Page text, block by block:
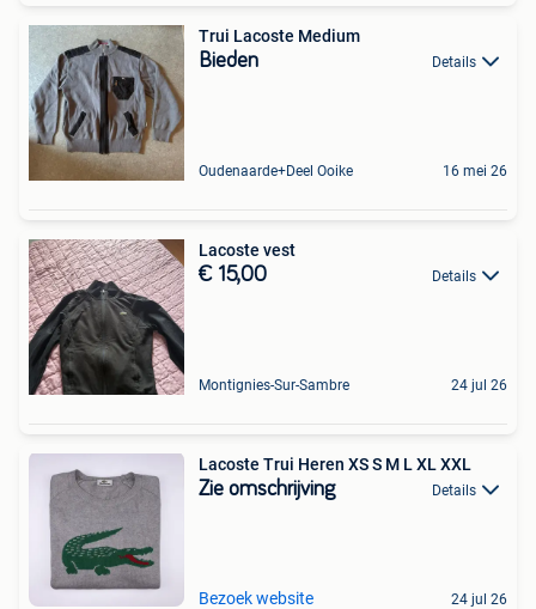
Trui Lacoste Medium
Bieden Details
Oudenaarde+Deel Ooike 16 mei 26
Lacoste vest
€ 15,00 Details
Montignies-Sur-Sambre 24 jul 26
Lacoste Trui Heren XS S M L XL XXL
Zie omschrijving Details
Bezoek website 24 jul 26